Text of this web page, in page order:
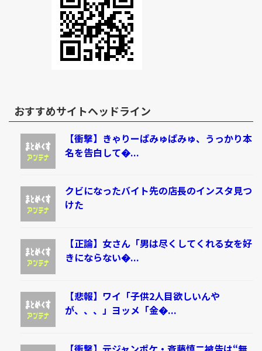
おすすめサイトヘッドライン
【衝撃】きゃりーぱみゅぱみゅ、うっかり本
名を告白して�...
クビになったバイト先の店長のインスタ見つ
けた
【正論】女さん「男は尽くしてくれる女を好
きにならない�...
【悲報】ワイ「子供2人目欲しいんや
が、、、」ヨッメ「金�...